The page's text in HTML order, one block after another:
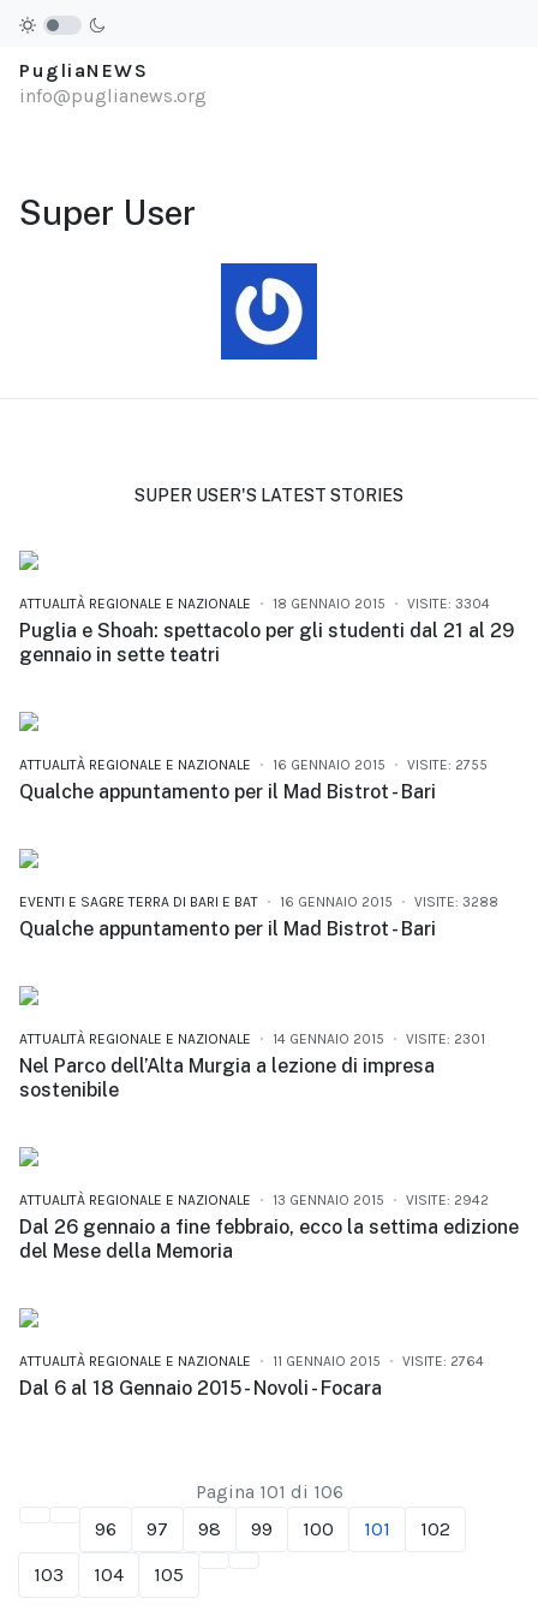
PugliaNEWS
info@puglianews.org
Super User
SUPER USER'S LATEST STORIES
ATTUALITÀ REGIONALE E NAZIONALE 18 GENNAIO 2015 VISITE: 3304
Puglia e Shoah: spettacolo per gli studenti dal 21 al 29
gennaio in sette teatri
ATTUALITÀ REGIONALE E NAZIONALE 16 GENNAIO 2015 VISITE: 2755
Qualche appuntamento per il Mad Bistrot - Bari
EVENTI E SAGRE TERRA DI BARI E BAT 16 GENNAIO 2015 VISITE: 3288
Qualche appuntamento per il Mad Bistrot - Bari
ATTUALITÀ REGIONALE E NAZIONALE 14 GENNAIO 2015 VISITE: 2301
Nel Parco dell’Alta Murgia a lezione di impresa
sostenibile
ATTUALITÀ REGIONALE E NAZIONALE 13 GENNAIO 2015 VISITE: 2942
Dal 26 gennaio a fine febbraio, ecco la settima edizione
del Mese della Memoria
ATTUALITÀ REGIONALE E NAZIONALE 11 GENNAIO 2015 VISITE: 2764
Dal 6 al 18 Gennaio 2015 - Novoli - Focara
96 97 98 99 100 101
102
103
104 105
Pagina 101 di 106